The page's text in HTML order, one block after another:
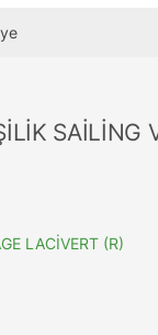
SAİLİNG
LACİVERT (R)